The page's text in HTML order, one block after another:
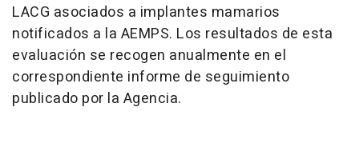
LACG asociados a implantes mamarios
notificados a la AEMPS. Los resultados de esta
evaluación se recogen anualmente en el
correspondiente informe de seguimiento
publicado por la Agencia.